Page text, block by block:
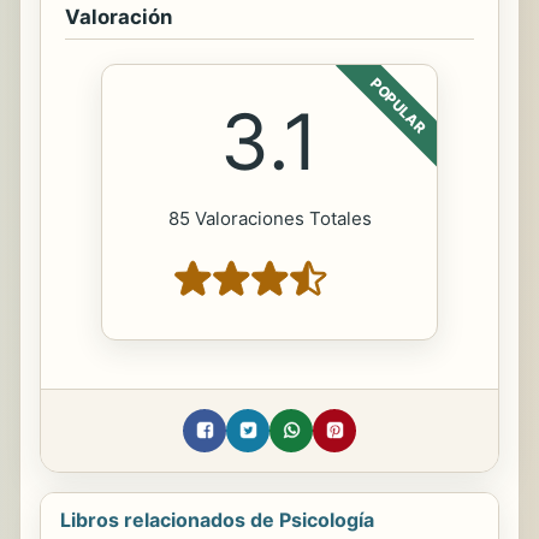
Valoración
POPULAR
3.1
85 Valoraciones Totales
Libros relacionados de Psicología